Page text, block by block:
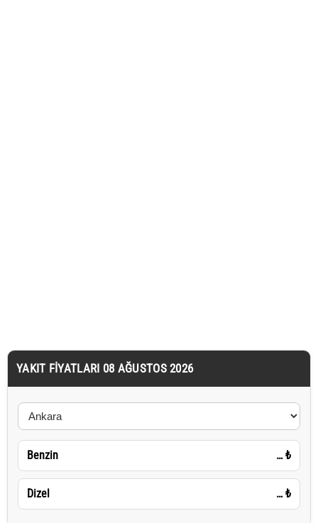
YAKIT FIYATLARI 08 AĞUSTOS 2026
Benzin … ₺
Dizel … ₺